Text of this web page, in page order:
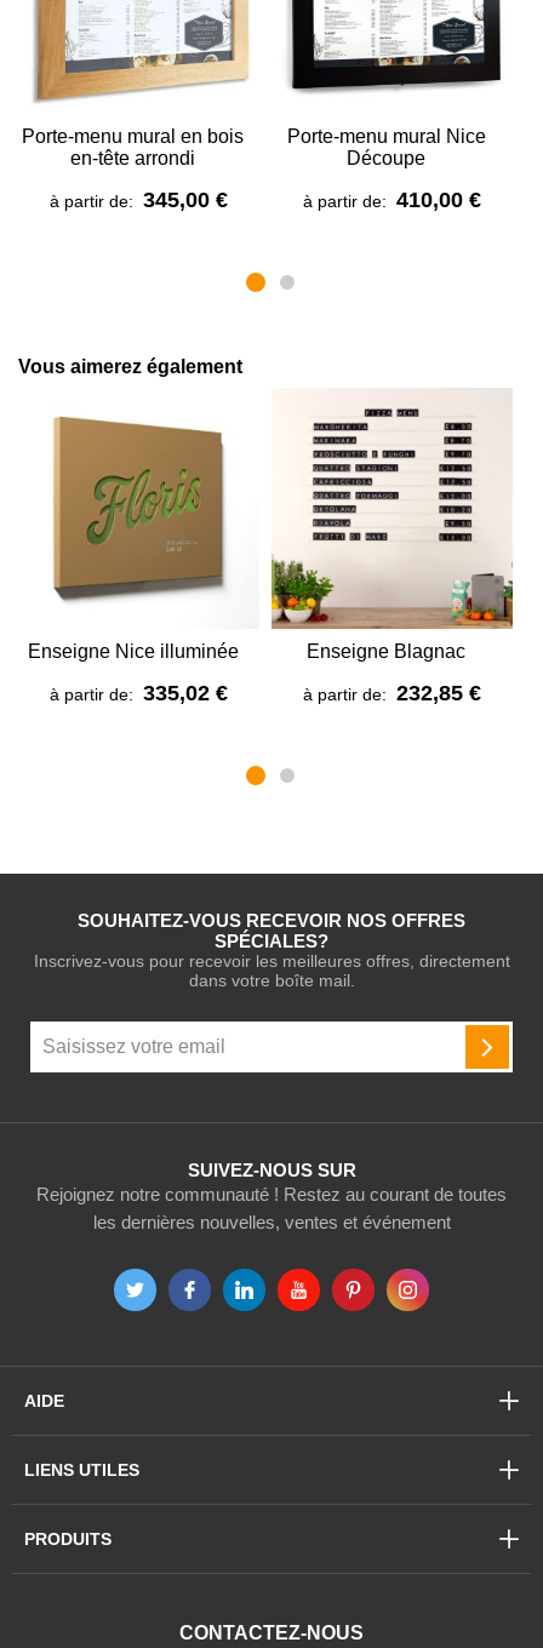
Porte-menu mural en bois
en-tête arrondi
à partir de: 345,00 €
Porte-menu mural Nice
Découpe
à partir de: 410,00 €
Vous aimerez également
Enseigne Nice illuminée
à partir de: 335,02 €
Enseigne Blagnac
à partir de: 232,85 €
SUIVEZ-NOUS SUR
Rejoignez notre communauté ! Restez au courant de toutes
les dernières nouvelles, ventes et événement
SOUHAITEZ-VOUS RECEVOIR NOS OFFRES
SPÉCIALES?
Inscrivez-vous pour recevoir les meilleures offres, directement
dans votre boîte mail.
notre
CONTACTEZ-NOUS
AIDE
LIENS UTILES
PRODUITS